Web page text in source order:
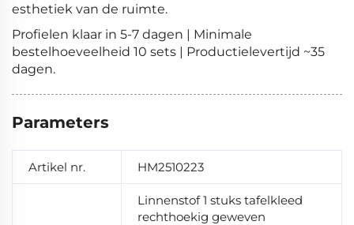
esthetiek van de ruimte.
Profielen klaar in 5-7 dagen | Minimale
bestelhoeveelheid 10 sets | Productielevertijd ~35
dagen.
Parameters
Artikel nr. HM2510223
Linnenstof 1 stuks tafelkleed
rechthoekig geweven